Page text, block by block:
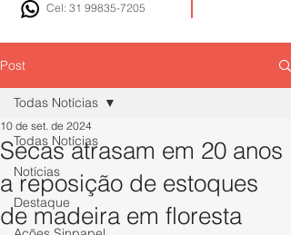
Cel: 31 99835-7205
Post
Todas Notícias
Notícias
Destaque
Todas Notícias
Secas atrasam em 20 anos
a reposição de estoques
de madeira em floresta
10 de set. de 2024